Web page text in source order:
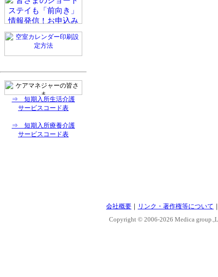
⇒ 短期入所生活介護
サービスコード表
⇒ 短期入所療養介護
サービスコード表
会社概要 ｜ リンク・著作権等について
Copyright © 2006-2026 Medica